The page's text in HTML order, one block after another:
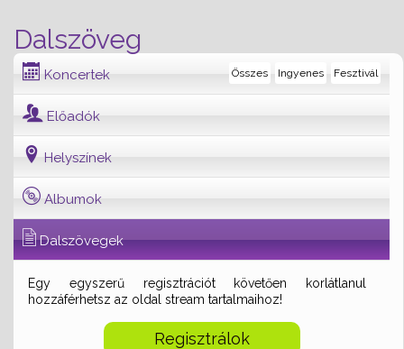
Dalszöveg
Koncertek Fesztivál
Ingyenes
Összes
Előadók
Helyszínek
Albumok
Dalszövegek
Egy egyszerű regisztrációt követően korlátlanul
hozzáférhetsz az oldal stream tartalmaihoz!
Regisztrálok